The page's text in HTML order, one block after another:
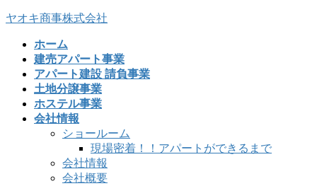
ヤオキ商事株式会社
ホーム
建売アパート事業
アパート建設 請負事業
土地分譲事業
ホステル事業
会社情報
ショールーム
現場密着！！アパートができるまで
会社情報
会社概要